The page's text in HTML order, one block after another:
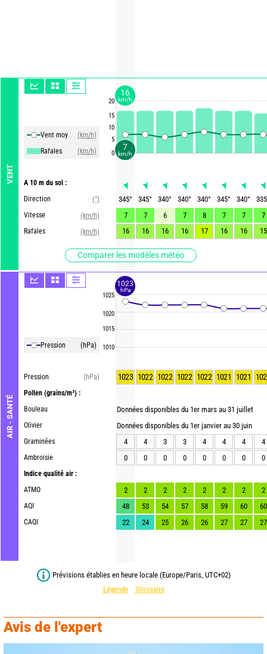
VENT
Vent moy
(km/h)
Rafales
(km/h)
A 10 m du sol :
Direction
(°)
Vitesse
(km/h)
Rafales
(km/h)
Comparer les modèles météo
AIR - SANTÉ
Pression (hPa)
Pression
(hPa)
Pollen (grains/m³) :
Bouleau
Olivier
Graminées
Ambroisie
Indice qualité air :
ATMO
AQI
CAQI
20
15
10
5
0
1025
1020
1015
1010
345° 345° 340° 340° 340° 345° 340°
335
7
7 6 7 8 7 7
7
16
16 16 16 17 16 16 15
1023 1022 1022 1022 1022 1021 1021
Données disponibles du 1er mars au 31 juillet
Données disponibles du 1er janvier au 30 juin
4
4 3 3 4 4 4
4
0
0 0 0 0 0 0 0
2 2 2 2 2 2 2
2
48
53 54 57 58 59 60
60
22
24 25 26 26 27 27 27
Prévisions établies en heure locale (Europe/Paris, UTC+02)
Légende
Glossaire
Avis de l'expert
7
km/h
16
km/h
1023
hPa